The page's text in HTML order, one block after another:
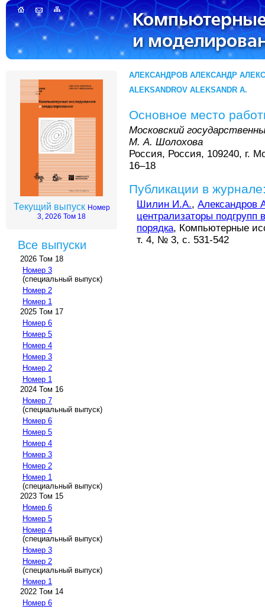
Текущий выпуск Номер
3, 2026 Том 18
Все выпуски
2026 Том 18
Номер 3
(специальный выпуск)
Номер 2
Номер 1
2025 Том 17
Номер 6
Номер 5
Номер 4
Номер 3
Номер 2
Номер 1
2024 Том 16
Номер 7
(специальный выпуск)
Номер 6
Номер 5
Номер 4
Номер 3
Номер 2
Номер 1
(специальный выпуск)
2023 Том 15
Номер 6
Номер 5
Номер 4
(специальный выпуск)
Номер 3
Номер 2
(специальный выпуск)
Номер 1
2022 Том 14
Номер 6
АЛЕКСАНДРОВ АЛЕКСАНДР
ALEKSANDROV ALEKSANDR A.
Основное место
Московский
М. А. Шолохова
Россия, Россия, 109240, г.
16–18
Публикации в
Шилин И.А.,Александров
централизаторы подгрупп
порядка, Компьютерные
т. 4, № 3, с. 531-542